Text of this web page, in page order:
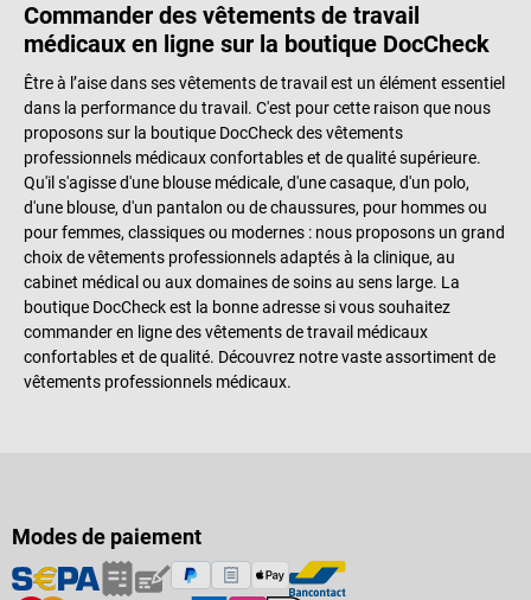
Commander des vêtements de travail
médicaux en ligne sur la boutique DocCheck
Être à l’aise dans ses vêtements de travail est un élément essentiel
dans la performance du travail. C'est pour cette raison que nous
proposons sur la boutique DocCheck des vêtements
professionnels médicaux confortables et de qualité supérieure.
Qu'il s'agisse d'une blouse médicale, d'une casaque, d'un polo,
d'une blouse, d'un pantalon ou de chaussures, pour hommes ou
pour femmes, classiques ou modernes : nous proposons un grand
choix de vêtements professionnels adaptés à la clinique, au
cabinet médical ou aux domaines de soins au sens large. La
boutique DocCheck est la bonne adresse si vous souhaitez
commander en ligne des vêtements de travail médicaux
confortables et de qualité. Découvrez notre vaste assortiment de
vêtements professionnels médicaux.
Modes de paiement